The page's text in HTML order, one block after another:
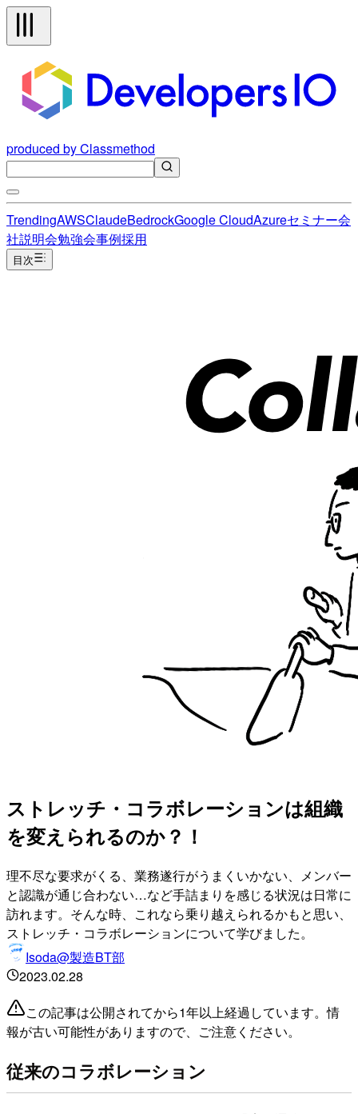
produced by Classmethod
TrendingAWSClaudeBedrockGoogle CloudAzureセミナー会
社説明会勉強会事例採用
目次
ストレッチ・コラボレーションは組織
を変えられるのか？！
理不尽な要求がくる、業務遂行がうまくいかない、メンバー
と認識が通じ合わない…など手詰まりを感じる状況は日常に
訪れます。そんな時、これなら乗り越えられるかもと思い、
ストレッチ・コラボレーションについて学びました。
Isoda@製造BT部
2023.02.28
この記事は公開されてから1年以上経過しています。情
報が古い可能性がありますので、ご注意ください。
従来のコラボレーション